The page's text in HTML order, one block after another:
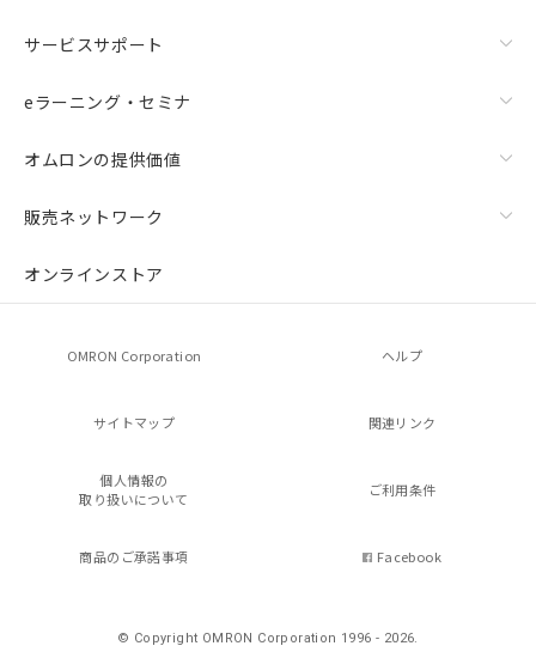
サービスサポート
eラーニング・セミナ
オムロンの提供価値
販売ネットワーク
オンラインストア
OMRON Corporation ヘルプ
サイトマップ 関連リンク
個人情報の
取り扱いについて
ご利用条件
商品のご承諾事項 Facebook
© Copyright OMRON Corporation 1996 - 2026.